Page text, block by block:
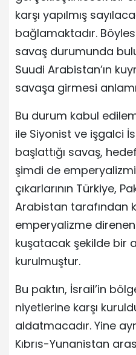
karşı yapılmış
bağlamaktadır.
savaş durumunda
Suudi Arabistan’ın
savaşa girmesi
Bu durum kabul
ile Siyonist ve işgalci
başlattığı savaş,
şimdi de
çıkarlarının Türkiye,
Arabistan tarafından
emperyalizme direnen
kuşatacak şekilde bir
kurulmuştur.
Bu paktın, İsrail’in
niyetlerine karşı
aldatmacadır. Yine
Kıbrıs-Yunanistan